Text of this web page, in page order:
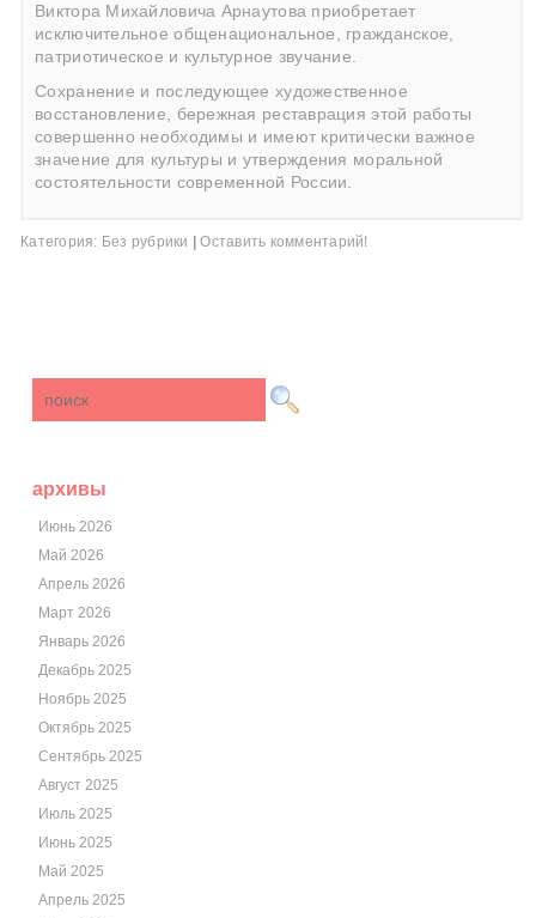
Виктора Михайловича Арнаутова приобретает
исключительное общенациональное, гражданское,
патриотическое и культурное звучание.
Сохранение и последующее художественное
восстановление, бережная реставрация этой работы
совершенно необходимы и имеют критически важное
значение для культуры и утверждения моральной
состоятельности современной России.
Категория: Без рубрики | Оставить комментарий!
архивы
Июнь 2026
Май 2026
Апрель 2026
Март 2026
Январь 2026
Декабрь 2025
Ноябрь 2025
Октябрь 2025
Сентябрь 2025
Август 2025
Июль 2025
Июнь 2025
Май 2025
Апрель 2025